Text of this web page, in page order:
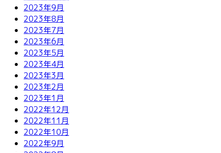
2023年9月
2023年8月
2023年7月
2023年6月
2023年5月
2023年4月
2023年3月
2023年2月
2023年1月
2022年12月
2022年11月
2022年10月
2022年9月